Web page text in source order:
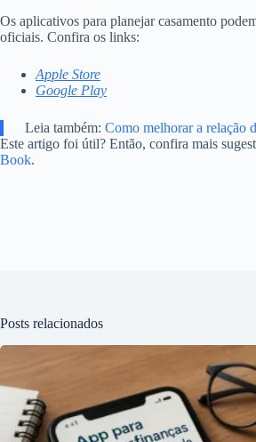
Os aplicativos para planejar casamento
oficiais. Confira os links:
Apple Store
Google Play
Leia também: Como melhorar a relação
Este artigo foi útil? Então, confira mais
Book.
Posts relacionados